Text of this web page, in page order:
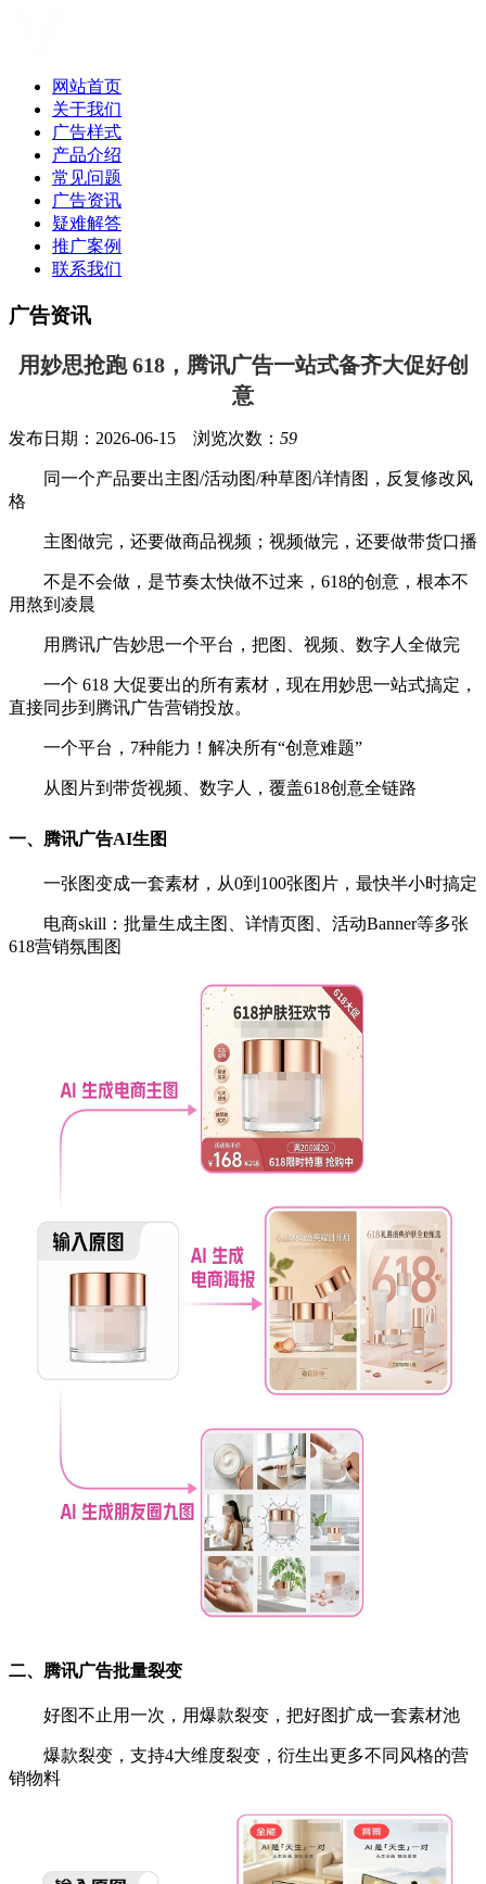
网站首页
关于我们
广告样式
产品介绍
常见问题
广告资讯
疑难解答
推广案例
联系我们
广告资讯
用妙思抢跑 618，腾讯广告一站式备齐大促好创
意
发布日期：2026-06-15 浏览次数： 59
同一个产品要出主图/活动图/种草图/详情图，反复修改风
格
主图做完，还要做商品视频；视频做完， 还要做带货口播
不是不会做，是节奏太快做不过来， 618的创意， 根本不
用熬到凌晨
用腾讯广告妙思一个平台，把图、视频、数字人全做完
一个 618 大促要出的所有素材， 现在用妙思一站式搞定，
直接同步到腾讯广告营销投放。
一个平台，7种能力！ 解决所有“创意难题”
从图片到带货视频、数字人，覆盖618创意全链路
一、腾讯广告AI生图
一张图变成一套素材， 从0到100张图片，最快半小时搞定
电商skill：批量生成主图、详情页图、活动Banner等多张
618营销氛围图
二、腾讯广告批量裂变
好图不止用一次，用爆款裂变，把好图扩成一套素材池
爆款裂变，支持4大维度裂变，衍生出更多不同风格的营
销物料